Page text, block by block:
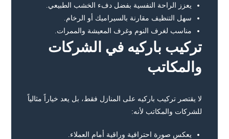
يعزز الراحة النفسية بفضل دفء الخشب الطبيعي.
سهل التنظيف مقارنة بالسيراميك أو الرخام.
مناسب لغرف النوم وغرف المعيشة والممرات.
تركيب باركيه في الشركات
والمكاتب
لا يقتصر تركيب باركيه على المنازل فقط، بل يعد خياراً مثالياً
للشركات والمكاتب لأنه:
يعكس صورة احترافية وراقية أمام العملاء.